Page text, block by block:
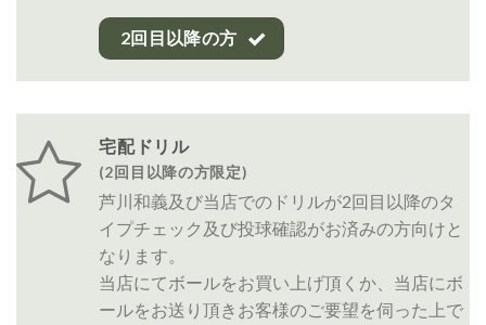
2回目以降の方
宅配ドリル
(2回目以降の方限定)
芦川和義及び当店でのドリルが2回目以降のタ
イプチェック及び投球確認がお済みの方向けと
なります。
当店にてボールをお買い上げ頂くか、当店にボ
ールをお送り頂きお客様のご要望を伺った上で